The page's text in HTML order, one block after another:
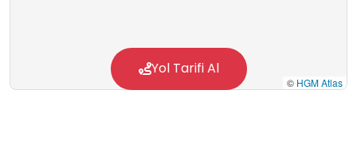
© HGM Atlas
Yol Tarifi Al